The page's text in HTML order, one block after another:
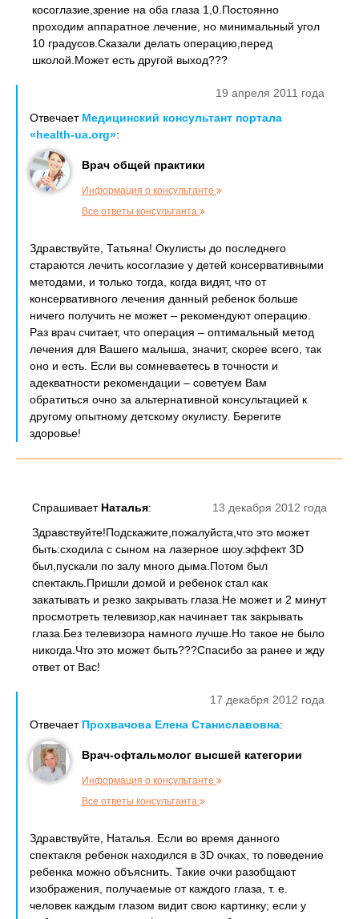
косоглазие,зрение на оба глаза 1,0.Постоянно
проходим аппаратное лечение, но минимальный угол
10 градусов.Сказали делать операцию,перед
школой.Может есть другой выход???
19 апреля 2011 года
Отвечает Медицинский консультант портала
«health-ua.org»:
Врач общей практики
Информация о консультанте
Все ответы консультанта
Здравствуйте, Татьяна! Окулисты до последнего
стараются лечить косоглазие у детей консервативными
методами, и только тогда, когда видят, что от
консервативного лечения данный ребенок больше
ничего получить не может – рекомендуют операцию.
Раз врач считает, что операция – оптимальный метод
лечения для Вашего малыша, значит, скорее всего, так
оно и есть. Если вы сомневаетесь в точности и
адекватности рекомендации – советуем Вам
обратиться очно за альтернативной консультацией к
другому опытному детскому окулисту. Берегите
здоровье!
13 декабря 2012 года
Спрашивает Наталья:
Здравствуйте!Подскажите,пожалуйста,что это может
быть:сходила с сыном на лазерное шоу.эффект 3D
был,пускали по залу много дыма.Потом был
спектакль.Пришли домой и ребенок стал как
закатывать и резко закрывать глаза.Не может и 2 минут
просмотреть телевизор,как начинает так закрывать
глаза.Без телевизора намного лучше.Но такое не было
никогда.Что это может быть???Спасибо за ранее и жду
ответ от Вас!
17 декабря 2012 года
Отвечает Прохвачова Елена Станиславовна:
Врач-офтальмолог высшей категории
Информация о консультанте
Все ответы консультанта
Здравствуйте, Наталья. Если во время данного
спектакля ребенок находился в 3D очках, то поведение
ребенка можно объяснить. Такие очки разобщают
изображения, получаемые от каждого глаза, т. е.
человек каждым глазом видит свою картинку; если у